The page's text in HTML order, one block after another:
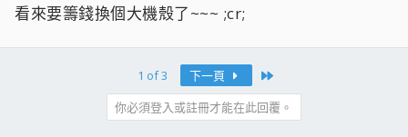
看來要籌錢換個大機殼了~~~ ;cr;
1 of 3 下一頁
你必須登入或註冊才能在此回覆。